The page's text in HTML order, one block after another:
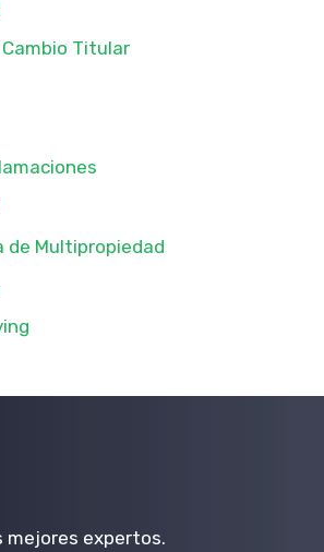
Titular
de Multipropiedad
mejores expertos.